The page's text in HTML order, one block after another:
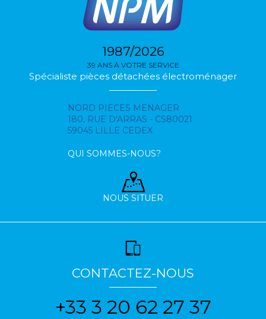
1987/2026
39 ANS À VOTRE SERVICE
Spécialiste pièces détachées électroménager
NORD PIECES MENAGER
180, RUE D'ARRAS - CS80021
59045 LILLE CEDEX
QUI SOMMES-NOUS?
NOUS SITUER
CONTACTEZ-NOUS
+33 3 20 62 27 37